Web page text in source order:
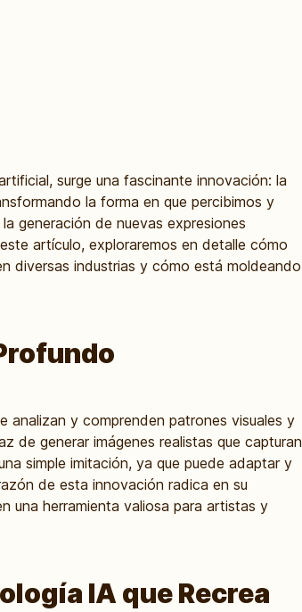
surge una fascinante innovación: la
la forma en que percibimos y
generación de nuevas expresiones
artículo, exploraremos en detalle cómo
diversas industrias y cómo está moldeando
analizan y comprenden patrones visuales y
de generar imágenes realistas que capturan
simple imitación, ya que puede adaptar y
de esta innovación radica en su
una herramienta valiosa para artistas y
IA que Recrea